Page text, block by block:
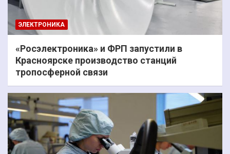
ЭЛЕКТРОНИКА
«Росэлектроника» и ФРП запустили в
Красноярске производство станций
тропосферной связи